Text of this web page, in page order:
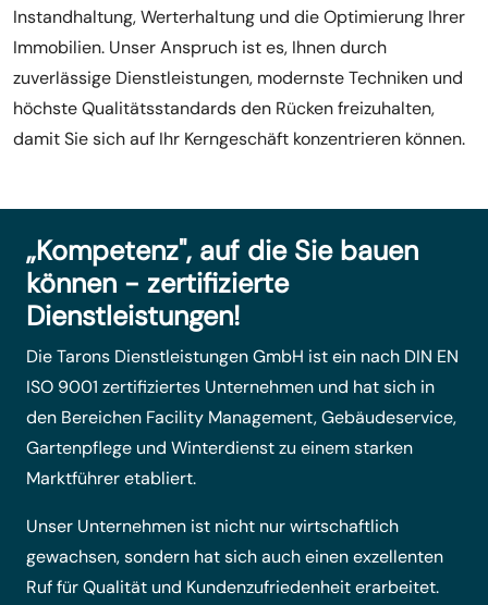
Instandhaltung, Werterhaltung und die Optimierung Ihrer
Immobilien. Unser Anspruch ist es, Ihnen durch
zuverlässige Dienstleistungen, modernste Techniken und
höchste Qualitätsstandards den Rücken freizuhalten,
damit Sie sich auf Ihr Kerngeschäft konzentrieren können.
„Kompetenz", auf die Sie bauen
können - zertifizierte
Dienstleistungen!
Die Tarons Dienstleistungen GmbH ist ein nach DIN EN
ISO 9001 zertifiziertes Unternehmen und hat sich in
den Bereichen Facility Management, Gebäudeservice,
Gartenpflege und Winterdienst zu einem starken
Marktführer etabliert.
Unser Unternehmen ist nicht nur wirtschaftlich
gewachsen, sondern hat sich auch einen exzellenten
Ruf für Qualität und Kundenzufriedenheit erarbeitet.